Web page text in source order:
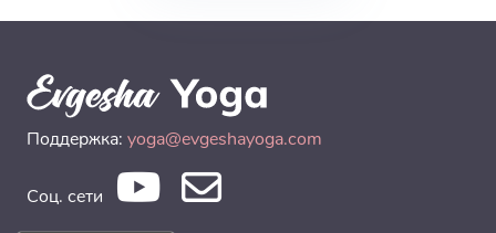
Поддержка: yoga@evgeshayoga.com
Соц. сети